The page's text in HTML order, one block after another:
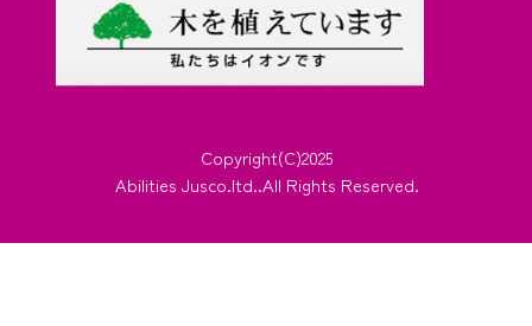
Copyright(C)2025
Abilities Jusco.ltd..All Rights Reserved.